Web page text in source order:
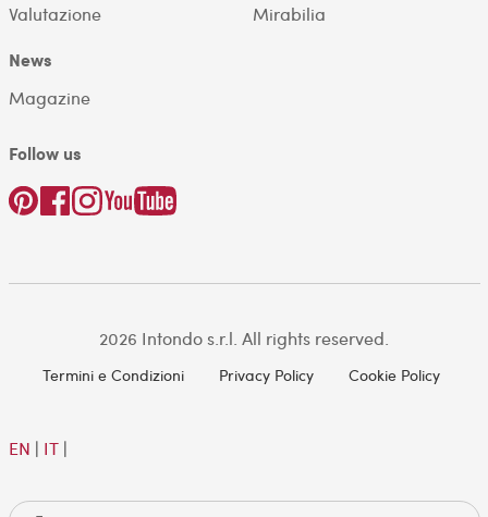
Valutazione
Mirabilia
News
Magazine
Follow us
2026 Intondo s.r.l. All rights reserved.
Termini e Condizioni Privacy Policy Cookie Policy
EN | IT|